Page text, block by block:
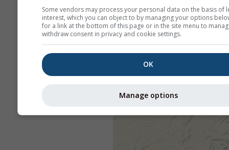
Some vendors may process your personal data on the basis of
interest, which you can object to by managing your options
for a link at the bottom of this page or in the site menu to
withdraw consent in privacy and cookie settings.
OK
Manage options